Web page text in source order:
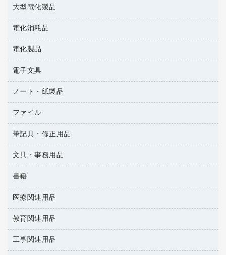
園芸用品
ペット用品
殺虫剤
飲食用消耗品
ハンドソープ・石鹸
トイレ用品
トイレ用洗剤
ティッシュペーパー
ダストボックス
タオル・アメニティ用品
スリッパ・サンダル・シューズ
スポーツ・レジャー用品
ゴミ袋
キッチン用品
大型シュレッダー（共配）
レーザーポインター
ラミネートフィルム
ラミネータ
タイムレコーダー
シュレッダ
ＯＨＰ用品
大型電化製品
冷蔵庫・キッチン・調理家電
テレビ・ＡＶ機器
電化消耗品
電球・蛍光灯
乾電池・充電池
フィルム・カメラ用品
デスクライト
アルバム
懐中電灯・ライト
電化製品
掃除機・クリーナー
空調・季節家電
その他電化製品
キッチン・調理家電
ＯＡタップ／延長コード
電子文具
電卓
ラベルテープ
その他電子文具
ノート・紙製品
封筒
粘着メモ
伝票
典礼用品
帳簿
額縁
各種用紙
ルーズリーフ
ファイル
名刺整理用品
板目表紙・綴込表紙
背幅が伸びるファイル
統一伝票用ファイル
収納保存用品
レターファイル
リングファイル
筆記具・修正用品
万年筆
筆ペン
消しゴム
修正液・修正ペン
修正テープ
鉛筆
文具・事務用品
輪ゴム
両面テープ
名札
保管・整理用品
壁面／足元収納
書籍
雑誌
パソコンソフト
医療関連用品
保健用品
使い捨て手袋
感染症対策用品
教育関連用品
教育関連用品
工事関連用品